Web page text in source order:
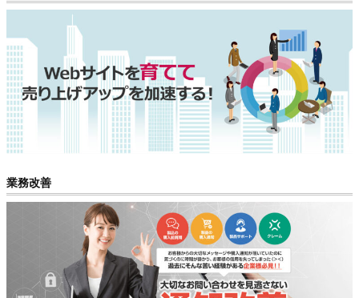
業務改善